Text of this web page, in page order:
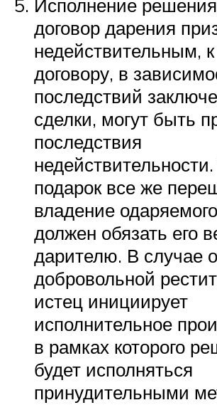
Исполнение
договор дарения
недействительным,
договору, в
последствий
сделки, могут быть
последствия
подарок все же
владение
должен обязать его
дарителю. В случае
добровольной
истец инициирует
исполнительное
в рамках которого
будет исполняться
принудительными